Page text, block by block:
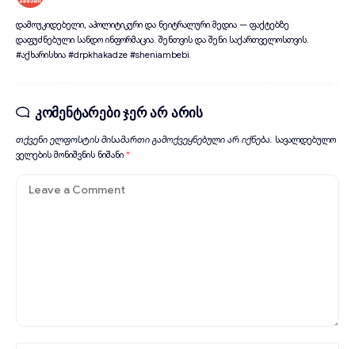
დამოუკიდებელი, აპოლიტიკური და ნეიტრალური მედია — ფაქტებზე
დაფუძნებული სანდო ინფორმაცია. შენთვის და შენი საქართველოსთვის.
#აქხარისხია #drpkhakadze #sheniambebi
კომენტარები ჯერ არ არის
თქვენი ელფოსტის მისამართი გამოქვეყნებული არ იქნება. სავალდებულო
ველების მონიშვნის ნიშანი *